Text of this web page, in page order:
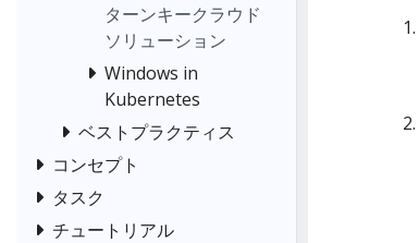
ターンキークラウド
ソリューション
Windows in
Kubernetes
ベストプラクティス
コンセプト
タスク
チュートリアル